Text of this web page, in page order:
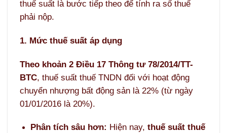
thuế suất là bước tiếp theo để tính ra số thuế
phải nộp.
1. Mức thuế suất áp dụng
Theo khoản 2 Điều 17 Thông tư 78/2014/TT-
BTC, thuế suất thuế TNDN đối với hoạt động
chuyển nhượng bất động sản là 22% (từ ngày
01/01/2016 là 20%).
Phân tích sâu hơn: Hiện nay, thuế suất thuế